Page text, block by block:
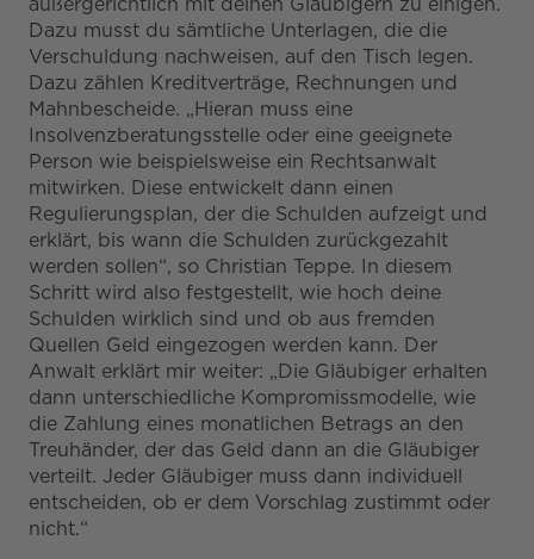
Dazu musst du sämtliche Unterlagen, die die
Verschuldung nachweisen, auf den Tisch legen.
Dazu zählen Kreditverträge, Rechnungen und
Mahnbescheide. „Hieran muss eine
Insolvenzberatungsstelle oder eine geeignete
Person wie beispielsweise ein Rechtsanwalt
mitwirken. Diese entwickelt dann einen
Regulierungsplan, der die Schulden aufzeigt und
erklärt, bis wann die Schulden zurückgezahlt
werden sollen“, so Christian Teppe. In diesem
Schritt wird also festgestellt, wie hoch deine
Schulden wirklich sind und ob aus fremden
Quellen Geld eingezogen werden kann. Der
Anwalt erklärt mir weiter: „Die Gläubiger erhalten
dann unterschiedliche Kompromissmodelle, wie
die Zahlung eines monatlichen Betrags an den
Treuhänder, der das Geld dann an die Gläubiger
verteilt. Jeder Gläubiger muss dann individuell
entscheiden, ob er dem Vorschlag zustimmt oder
nicht.“